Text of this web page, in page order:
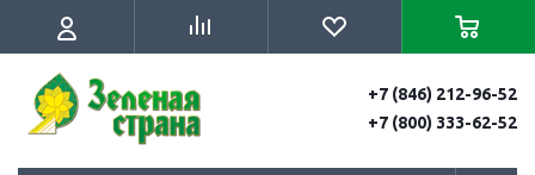
+7 (846) 212-96-52
+7 (800) 333-62-52